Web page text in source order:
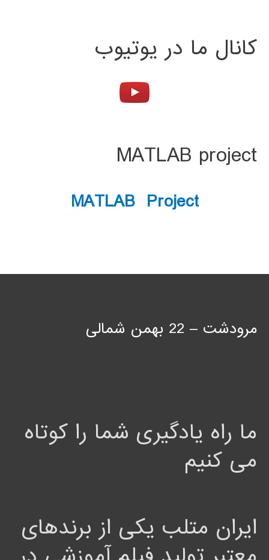
کانال ما در یوتیوب
MATLAB project
MATLAB Project
مرودشت – 22 بهمن شمالی
ما راه یادگیری شما را کوتاه
می کنیم
ایران متلب یکی از برندهای